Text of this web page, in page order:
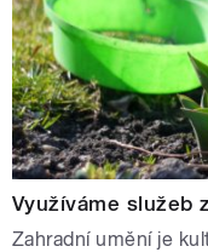
Využíváme služeb
Zahradní umění je